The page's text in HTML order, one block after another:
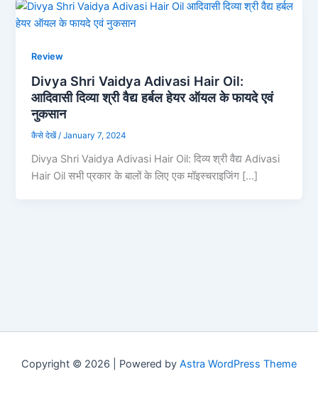
Review
Divya Shri Vaidya Adivasi Hair Oil:
आदिवासी दिव्या श्री वैद्य हर्बल हेयर ऑयल के फायदे एवं
नुकसान
कैसे देखें /January 7, 2024
Divya Shri Vaidya Adivasi Hair Oil: दिव्य श्री वैद्य Adivasi
Hair Oil सभी प्रकार के बालों के लिए एक मॉइस्चराइजिंग […]
Copyright © 2026 | Powered by Astra WordPress Theme